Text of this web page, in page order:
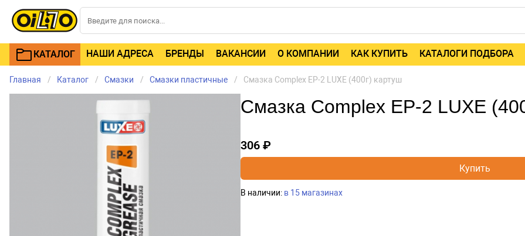
КАТАЛОГ НАШИ АДРЕСА БРЕНДЫ ВАКАНСИИ О КОМПАНИИ КАК КУПИТЬ КАТАЛОГИ ПОДБОРА
Главная Каталог Смазки Смазки пластичные Смазка Complex EP-2 LUXE (400г) картуш
Смазка Complex EP-2 LUXE
306 ₽
Купить
В наличии: в 15 магазинах